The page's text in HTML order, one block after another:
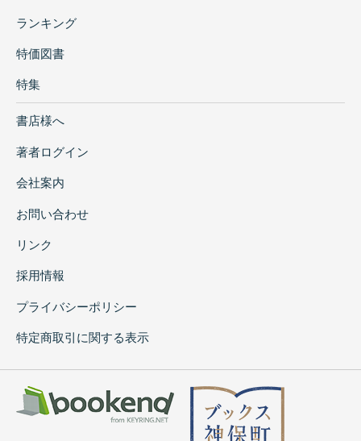
ランキング
特価図書
特集
書店様へ
著者ログイン
会社案内
お問い合わせ
リンク
採用情報
プライバシーポリシー
特定商取引に関する表示